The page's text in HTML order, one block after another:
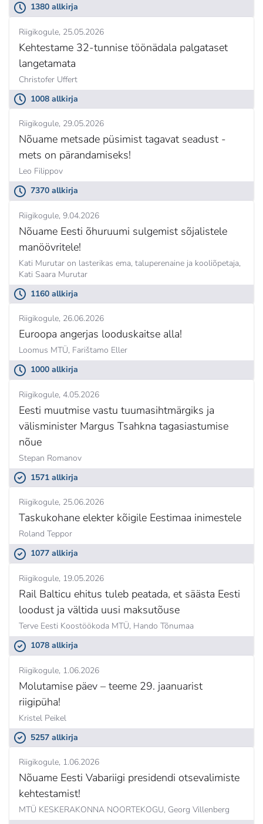
1380 allkirja
Riigikogule 25.05.2026
Kehtestame 32-tunnise töönädala palgataset
langetamata
Christofer Uffert
1008 allkirja
Riigikogule 29.05.2026
Nõuame metsade püsimist tagavat seadust -
mets on pärandamiseks!
Leo Filippov
7370 allkirja
Riigikogule 9.04.2026
Nõuame Eesti õhuruumi sulgemist sõjalistele
manöövritele!
Kati Murutar on lasterikas ema, taluperenaine ja kooliõpetaja,
Kati Saara Murutar
1160 allkirja
Riigikogule 26.06.2026
Euroopa angerjas looduskaitse alla!
Loomus MTÜ, Farištamo Eller
1000 allkirja
Riigikogule 4.05.2026
Eesti muutmise vastu tuumasihtmärgiks ja
välisminister Margus Tsahkna tagasiastumise
nõue
Stepan Romanov
1571 allkirja
Riigikogule 25.06.2026
Taskukohane elekter kõigile Eestimaa inimestele
Roland Teppor
1077 allkirja
Riigikogule 19.05.2026
Rail Balticu ehitus tuleb peatada, et säästa Eesti
loodust ja vältida uusi maksutõuse
Terve Eesti Koostöökoda MTÜ, Hando Tõnumaa
1078 allkirja
Riigikogule 1.06.2026
Molutamise päev – teeme 29. jaanuarist
riigipüha!
Kristel Peikel
5257 allkirja
Riigikogule 1.06.2026
Nõuame Eesti Vabariigi presidendi otsevalimiste
kehtestamist!
MTÜ KESKERAKONNA NOORTEKOGU, Georg Villenberg